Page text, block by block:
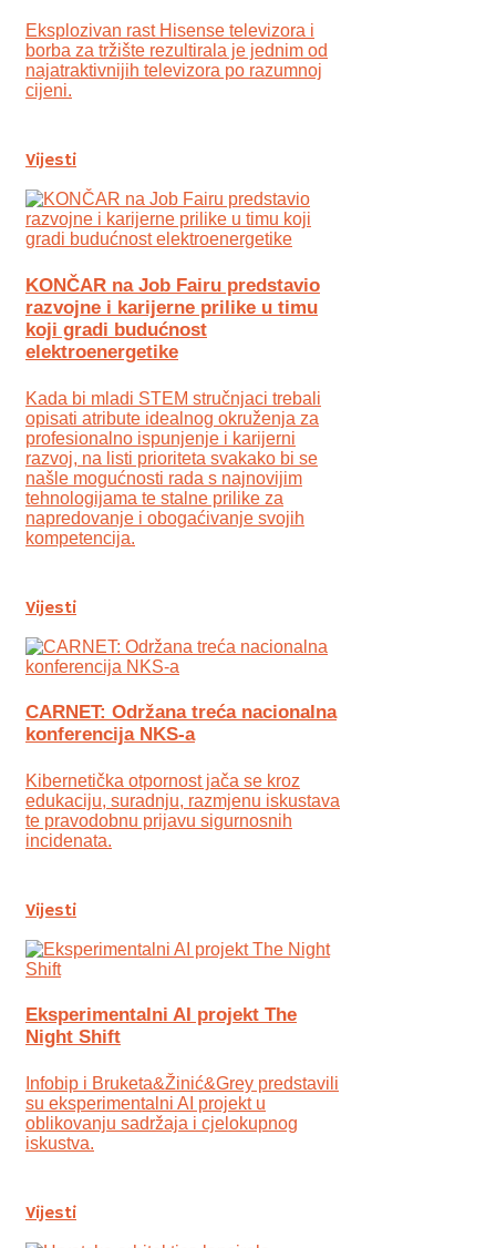
Eksplozivan rast Hisense televizora i
borba za tržište rezultirala je jednim od
najatraktivnijih televizora po razumnoj
cijeni.
Vijesti
KONČAR na Job Fairu predstavio
razvojne i karijerne prilike u timu
koji gradi budućnost
elektroenergetike
Kada bi mladi STEM stručnjaci trebali
opisati atribute idealnog okruženja za
profesionalno ispunjenje i karijerni
razvoj, na listi prioriteta svakako bi se
našle mogućnosti rada s najnovijim
tehnologijama te stalne prilike za
napredovanje i obogaćivanje svojih
kompetencija.
Vijesti
CARNET: Održana treća nacionalna
konferencija NKS-a
Kibernetička otpornost jača se kroz
edukaciju, suradnju, razmjenu iskustava
te pravodobnu prijavu sigurnosnih
incidenata.
Vijesti
Eksperimentalni AI projekt The
Night Shift
Infobip i Bruketa&Žinić&Grey predstavili
su eksperimentalni AI projekt u
oblikovanju sadržaja i cjelokupnog
iskustva.
Vijesti